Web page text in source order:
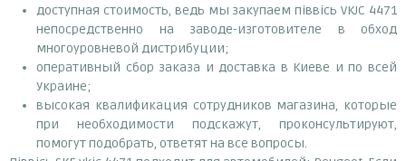
доступная стоимость, ведь мы закупаем піввісь VKJC 4471
непосредственно на заводе-изготовителе в обход
многоуровневой дистрибуции;
оперативный сбор заказа и доставка в Киеве и по всей
Украине;
высокая квалификация сотрудников магазина, которые
при необходимости подскажут, проконсультируют,
помогут подобрать, ответят на все вопросы.